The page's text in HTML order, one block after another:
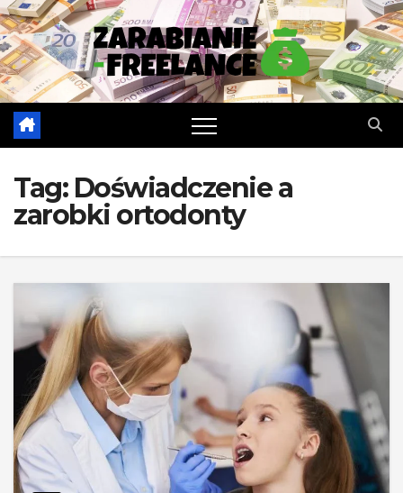
Skip
to
content
Tag: Doświadczenie a
zarobki ortodonty